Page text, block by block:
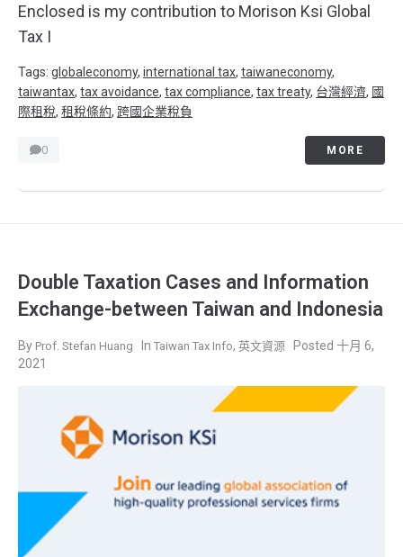
Enclosed is my contribution to Morison Ksi Global
Tax I
Tags: globaleconomy, international tax, taiwaneconomy,
taiwantax, tax avoidance, tax compliance, tax treaty, 台灣經濟, 國
際租稅, 租稅條約, 跨國企業稅負
0 MORE
Double Taxation Cases and Information
Exchange-between Taiwan and Indonesia
Prof. Stefan Huang Taiwan Tax Info, 英文資源
十月 6,
2021